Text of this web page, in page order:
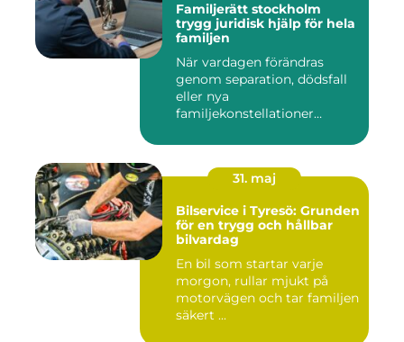
Familjerätt stockholm
trygg juridisk hjälp för hela
familjen
När vardagen förändras
genom separation, dödsfall
eller nya
familjekonstellationer
31. maj
Bilservice i Tyresö: Grunden
för en trygg och hållbar
bilvardag
En bil som startar varje
morgon, rullar mjukt på
motorvägen och tar familjen
säkert ...